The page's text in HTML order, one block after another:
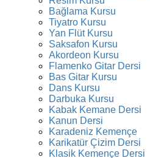
Bağlama Kursu
Tiyatro Kursu
Yan Flüt Kursu
Saksafon Kursu
Akordeon Kursu
Flamenko Gitar Dersi
Bas Gitar Kursu
Dans Kursu
Darbuka Kursu
Kabak Kemane Dersi
Kanun Dersi
Karadeniz Kemençe
Karikatür Çizim Dersi
Klasik Kemençe Dersi